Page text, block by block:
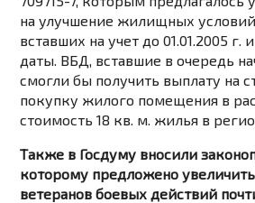
на улучшение жилищных условий
вставших на учет до 01.01.2005 г.
даты. ВБД, вставшие в очередь
смогли бы получить выплату на
покупку жилого помещения в
стоимость 18 кв. м. жилья в
Также в Госдуму вносили
которому предложено
ветеранов боевых действий